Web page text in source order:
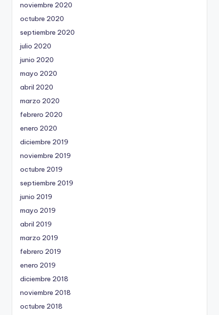
noviembre 2020
octubre 2020
septiembre 2020
julio 2020
junio 2020
mayo 2020
abril 2020
marzo 2020
febrero 2020
enero 2020
diciembre 2019
noviembre 2019
octubre 2019
septiembre 2019
junio 2019
mayo 2019
abril 2019
marzo 2019
febrero 2019
enero 2019
diciembre 2018
noviembre 2018
octubre 2018